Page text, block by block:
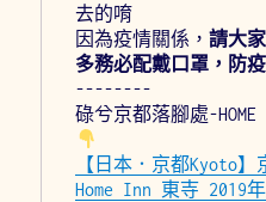
去的唷
因為疫情關係，請大
多務必配戴口罩，防
--------
碌兮京都落腳處-
【日本．京都Kyoto
Home Inn 東寺 2019